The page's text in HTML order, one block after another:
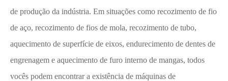
de produção da indústria. Em situações como recozimento de fio
de aço, recozimento de fios de mola, recozimento de tubo,
aquecimento de superfície de eixos, endurecimento de dentes de
engrenagem e aquecimento de furo interno de mangas, todos
vocês podem encontrar a existência de máquinas de